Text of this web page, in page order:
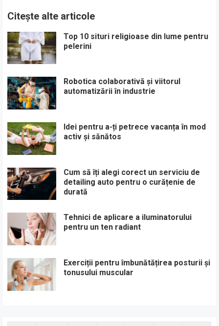
Citește alte articole
Top 10 situri religioase din lume pentru
pelerini
Robotica colaborativă și viitorul
automatizării în industrie
Idei pentru a-ți petrece vacanța în mod
activ și sănătos
Cum să îți alegi corect un serviciu de
detailing auto pentru o curățenie de
durată
Tehnici de aplicare a iluminatorului
pentru un ten radiant
Exerciții pentru îmbunătățirea posturii și
tonusului muscular